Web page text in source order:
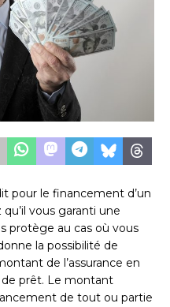
pour le financement d’un
vous garanti une
protège au cas où vous
la possibilité de
de l’assurance en
prêt. Le montant
de tout ou partie